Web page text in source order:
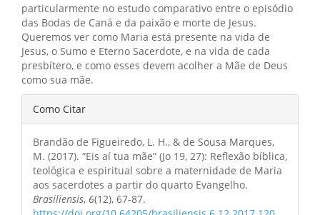
particularmente no estudo comparativo entre o episódio
das Bodas de Caná e da paixão e morte de Jesus.
Queremos ver como Maria está presente na vida de
Jesus, o Sumo e Eterno Sacerdote, e na vida de cada
presbítero, e como esses devem acolher a Mãe de Deus
como sua mãe.
Detalhes
do
artigo
Como Citar
Brandão de Figueiredo, L. H., & de Sousa Marques,
M. (2017). “Eis aí tua mãe” (Jo 19, 27): Reflexão bíblica,
teológica e espiritual sobre a maternidade de Maria
aos sacerdotes a partir do quarto Evangelho.
Brasiliensis, 6(12), 67-87.